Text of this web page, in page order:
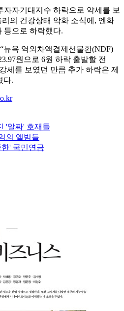
자자기대지수 하락으로 약세를 보
의 건강상태 악화 소식에, 엔화
등으로 하락했다.
뉴욕 역외차액결제선물환(NDF)
원으로 6원 하락 출발할 전
세를 보였던 만큼 추가 하락은 제
다.
'알짜' 호재들
의 앨범들
' 국민연금